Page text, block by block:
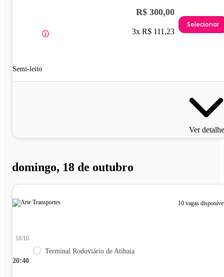
Semi-leito
R$ 300,00
3x R$ 111,23
Selecionar
Ver
domingo, 18 de outubro
10 vagas
20:40
18/10
Terminal Rodoviário de Atibaia